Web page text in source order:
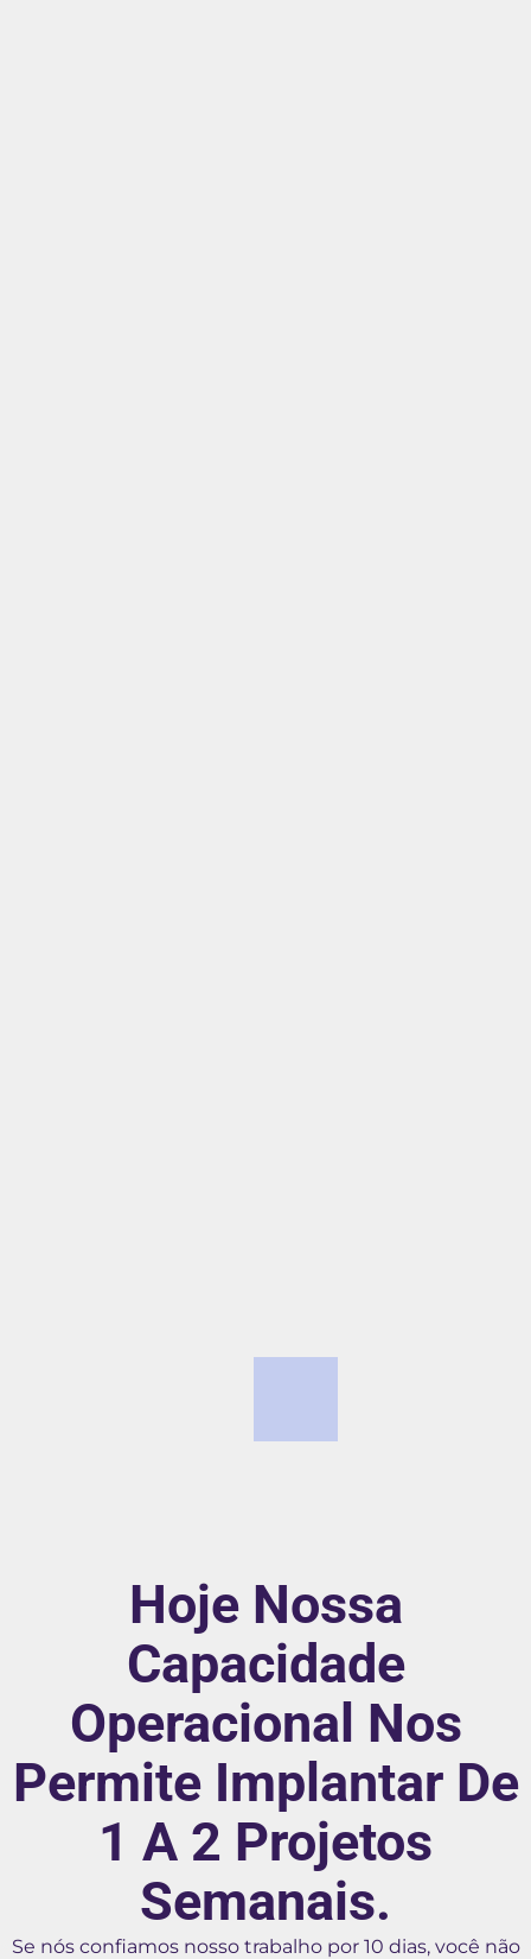
Hoje Nossa
Capacidade
Operacional Nos
Permite Implantar De
1 A 2 Projetos
Semanais.
Se nós confiamos nosso trabalho por 10 dias, você não